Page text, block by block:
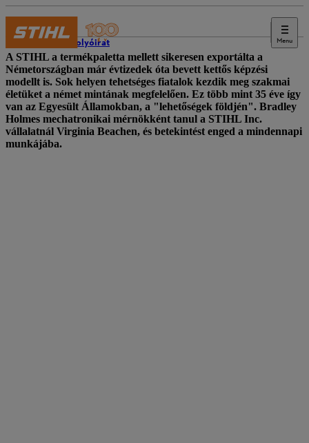
Menu
STIHL folyóirat
A STIHL a termékpaletta mellett sikeresen exportálta a
Németországban már évtizedek óta bevett kettős képzési
modellt is. Sok helyen tehetséges fiatalok kezdik meg szakmai
életüket a német mintának megfelelően. Ez több mint 35 éve így
van az Egyesült Államokban, a "lehetőségek földjén". Bradley
Holmes mechatronikai mérnökként tanul a STIHL Inc.
vállalatnál Virginia Beachen, és betekintést enged a mindennapi
munkájába.